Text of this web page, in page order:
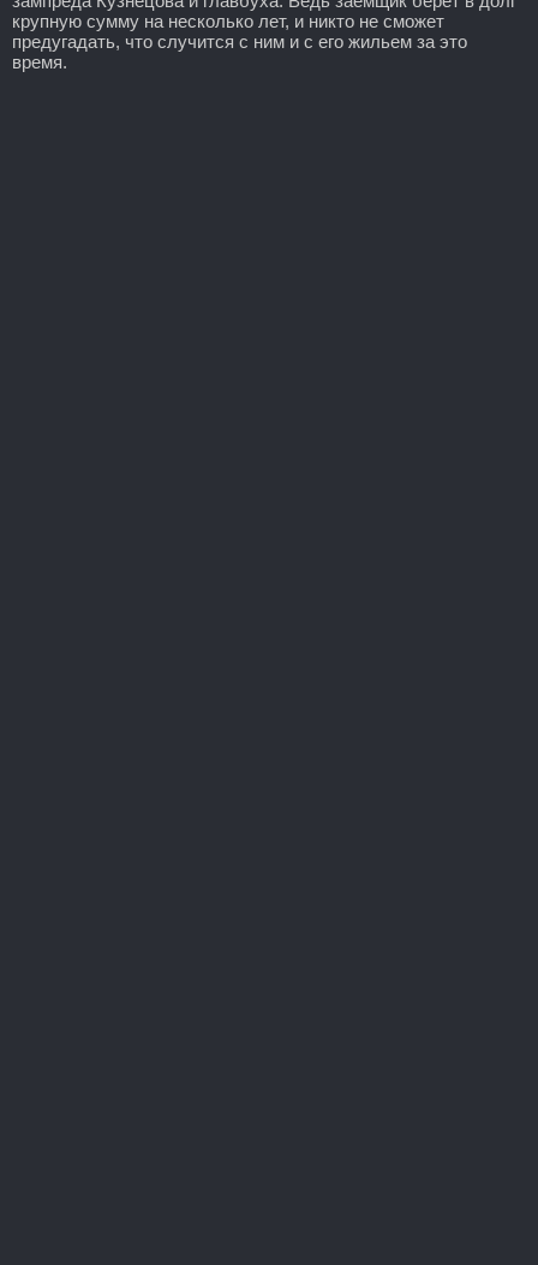
крупную сумму на несколько лет, и никто не сможет
предугадать, что случится с ним и с его жильем за это
время.